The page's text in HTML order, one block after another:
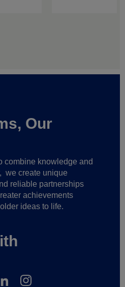
Our
combine knowledge and
we create unique
reliable partnerships
achievements
ideas to life.